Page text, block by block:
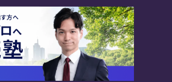
登録で無料プレゼント／
24時間オンライン受付
談の予約はこちら